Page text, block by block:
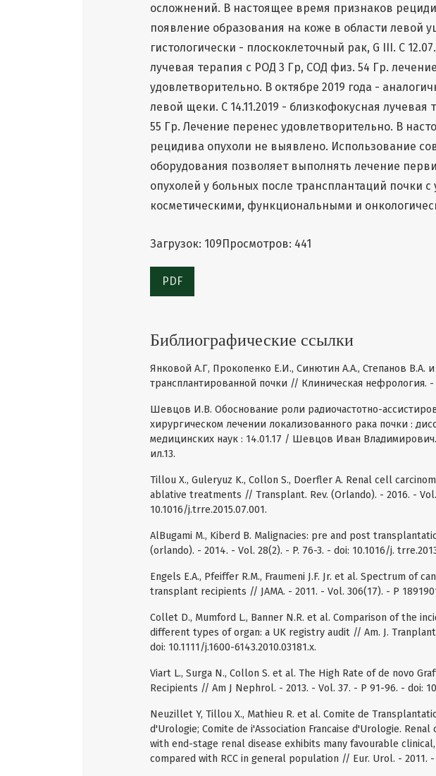
осложнений. В настоящее время признаков
появление образования на коже в области левой
гистологически - плоскоклеточный рак, G III. С
лучевая терапия с РОД 3 Гр, СОД физ. 54 Гр.
удовлетворительно. В октябре 2019 года -
левой щеки. С 14.11.2019 - близкофокусная
55 Гр. Лечение перенес удовлетворительно. В
рецидива опухоли не выявлено. Использование
оборудования позволяет выполнять лечение
опухолей у больных после трансплантаций почки
косметическими, функциональными и
Загрузок: 109Просмотров: 441
PDF
Библиографические ссылки
Янковой А.Г, Прокопенко Е.И., Синютин А.А., Степанов В.А.
трансплантированной почки // Клиническая нефрология. -
Шевцов И.В. Обоснование роли радиочастотно-
хирургическом лечении локализованного рака почки :
медицинских наук : 14.01.17 / Шевцов Иван Владимирович.
ил.13.
Tillou X., Guleryuz K., Collon S., Doerfler A. Renal cell
ablative treatments // Transplant. Rev. (Orlando). - 2016. -
10.1016/j.trre.2015.07.001.
AlBugami M., Kiberd B. Malignacies: pre and post
(orlando). - 2014. - Vol. 28(2). - P. 76-3. - doi: 10.1016/j.
Engels E.A., Pfeiffer R.M., Fraumeni J.F. Jr. et al. Spectrum of
transplant recipients // JAMA. - 2011. - Vol. 306(17). - P
Collet D., Mumford L., Banner N.R. et al. Comparison of the
different types of organ: a UK registry audit // Am. J.
doi: 10.1111/j.1600-6143.2010.03181.x.
Viart L., Surga N., Collon S. et al. The High Rate of de novo
Recipients // Am J Nephrol. - 2013. - Vol. 37. - P 91-96. - doi:
Neuzillet Y, Tillou X., Mathieu R. et al. Comite de
d'Urologie; Comite de i'Association Francaise d'Urologie.
with end-stage renal disease exhibits many favourable
compared with RCC in general population // Eur. Urol. - 2011. -